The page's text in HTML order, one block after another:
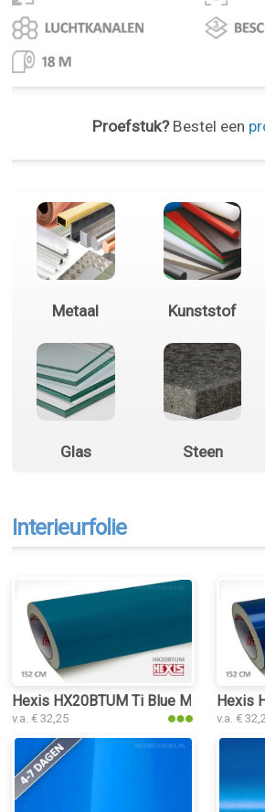
Proefstuk?Bestel een
Metaal Kunststof
Glas Steen
Interieurfolie
Hexis HX20BTUM Ti Blue Matt
v.a. € 32,25
Hexis
v.a. €